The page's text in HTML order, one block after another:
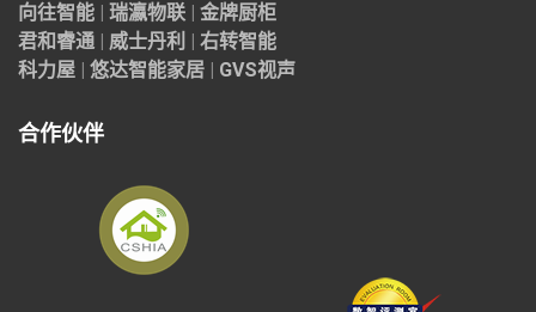
向往智能 | 瑞瀛物联 | 金牌厨柜
君和睿通 | 威士丹利 | 右转智能
科力屋 | 悠达智能家居 | GVS视声
合作伙伴